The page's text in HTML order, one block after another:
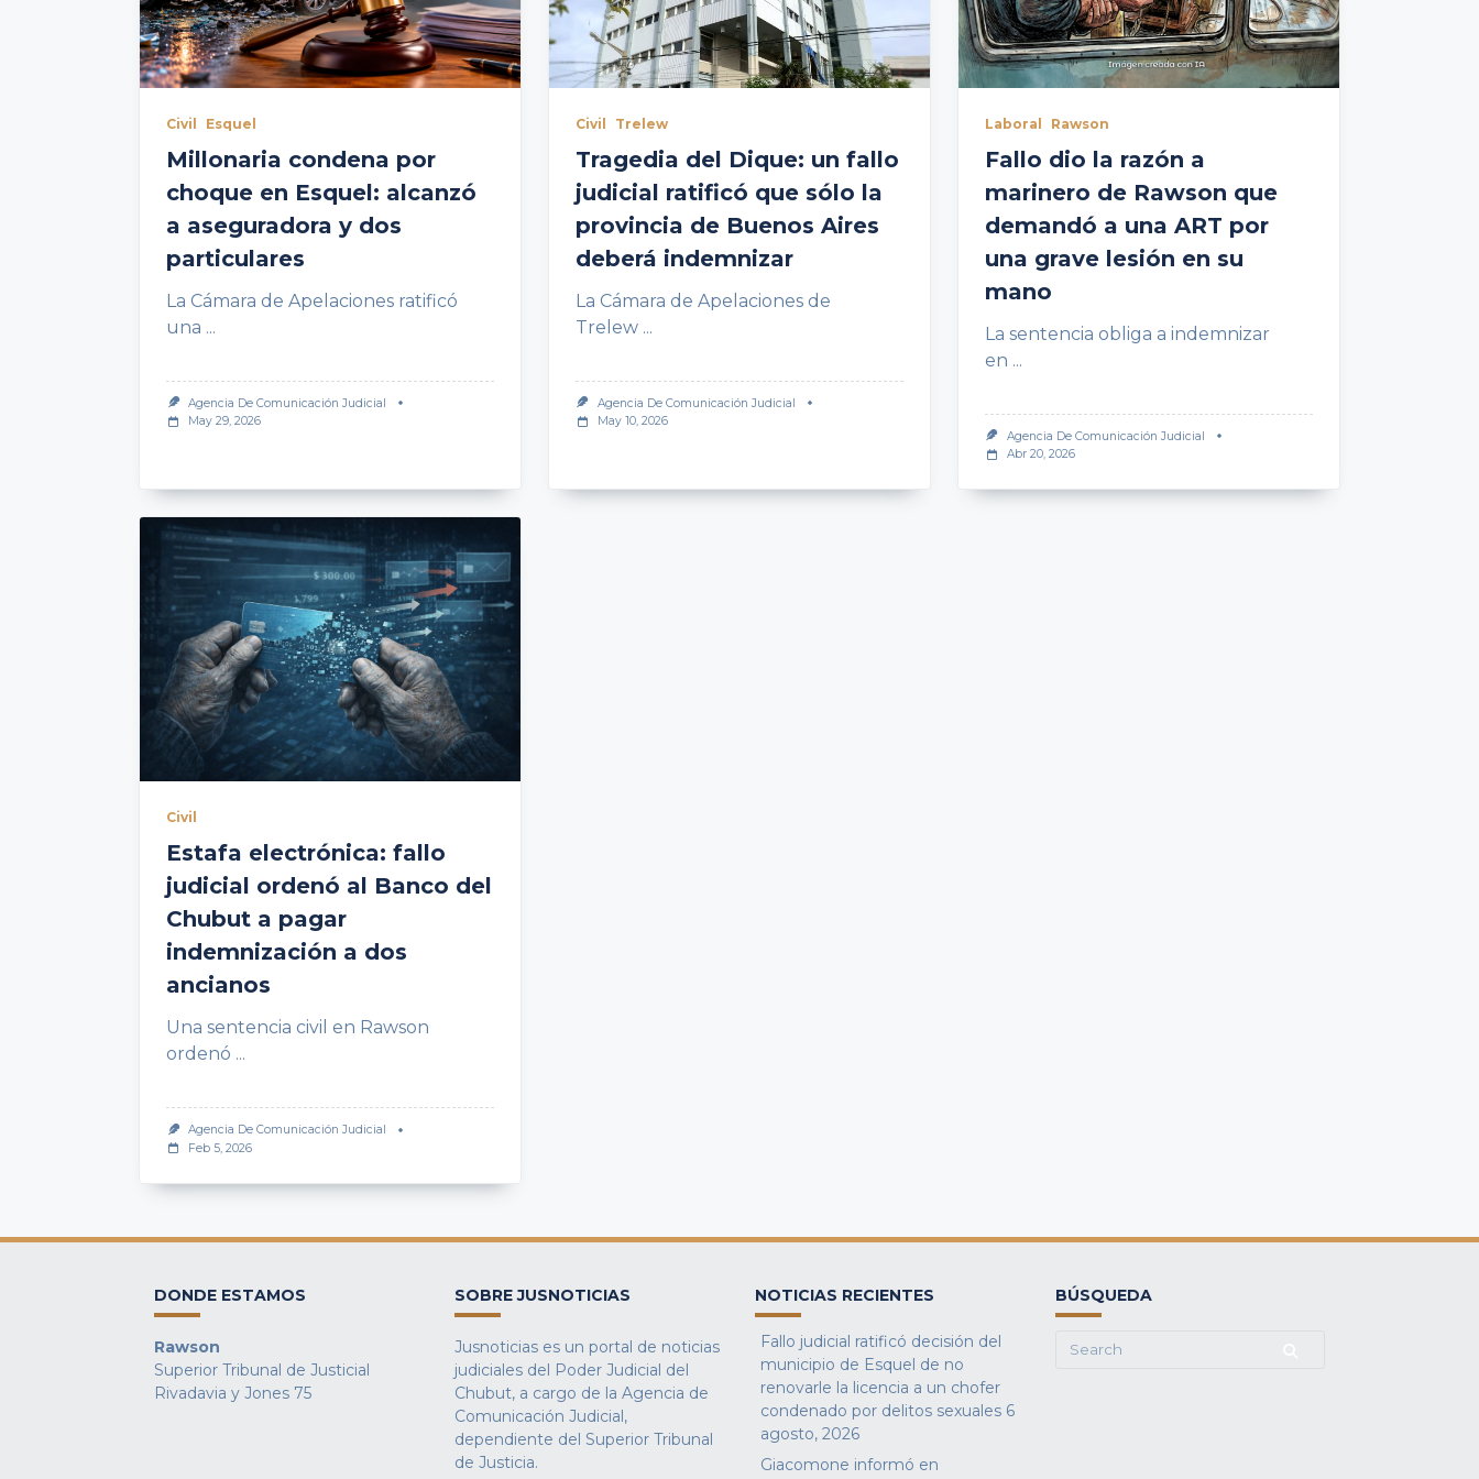
Civil Esquel
Millonaria condena por
choque en Esquel: alcanzó
a aseguradora y dos
particulares
La Cámara de Apelaciones ratificó
una ...
Agencia De Comunicación Judicial
May 29, 2026
Civil Trelew
Tragedia del Dique: un fallo
judicial ratificó que sólo la
provincia de Buenos Aires
deberá indemnizar
La Cámara de Apelaciones de
Trelew ...
Agencia De Comunicación Judicial
May 10, 2026
Laboral Rawson
Fallo dio la razón a
marinero de Rawson que
demandó a una ART por
una grave lesión en su
mano
La sentencia obliga a indemnizar
en ...
Agencia De Comunicación Judicial
Abr 20, 2026
Civil
Estafa electrónica: fallo
judicial ordenó al Banco del
Chubut a pagar
indemnización a dos
ancianos
Una sentencia civil en Rawson
ordenó ...
Agencia De Comunicación Judicial
Feb 5, 2026
DONDE ESTAMOS
Rawson
Superior Tribunal de Justicial
Rivadavia y Jones 75
SOBRE JUSNOTICIAS
Jusnoticias es un portal de noticias
judiciales del Poder Judicial del
Chubut, a cargo de la Agencia de
Comunicación Judicial,
dependiente del Superior Tribunal
de Justicia.
NOTICIAS RECIENTES
Fallo judicial ratificó decisión del
municipio de Esquel de no
renovarle la licencia a un chofer
condenado por delitos sexuales 6
agosto, 2026
Giacomone informó en
BÚSQUEDA
Search